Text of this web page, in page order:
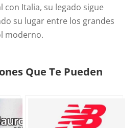
Italia, su legado sigue
su lugar entre los grandes
moderno.
Que Te Pueden